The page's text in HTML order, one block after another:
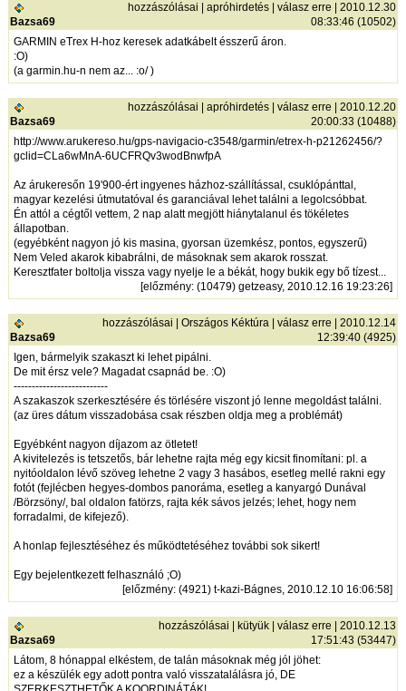
Bazsa69
hozzászólásai |apróhirdetés |válasz erre | 2010.12.30
08:33:46 (10502)
GARMIN eTrex H-hoz keresek adatkábelt ésszerű áron.
:O)
(a garmin.hu-n nem az... :o/ )
Bazsa69
hozzászólásai |apróhirdetés |válasz erre | 2010.12.20
20:00:33 (10488)
http://www.arukereso.hu/gps-navigacio-c3548/garmin/etrex-h-p21262456/?
gclid=CLa6wMnA-6UCFRQv3wodBnwfpA
Az árukeresőn 19'900-ért ingyenes házhoz-szállítással, csuklópánttal,
magyar kezelési útmutatóval és garanciával lehet találni a legolcsóbbat.
Én attól a cégtől vettem, 2 nap alatt megjött hiánytalanul és tökéletes
állapotban.
(egyébként nagyon jó kis masina, gyorsan üzemkész, pontos, egyszerű)
Nem Veled akarok kibabrálni, de másoknak sem akarok rosszat.
Keresztfater boltolja vissza vagy nyelje le a békát, hogy bukik egy bő tízest...
[előzmény: (10479) getzeasy, 2010.12.16 19:23:26]
Bazsa69
hozzászólásai |Országos Kéktúra |válasz erre | 2010.12.14
12:39:40 (4925)
Igen, bármelyik szakaszt ki lehet pipálni.
De mit érsz vele? Magadat csapnád be. :O)
--------------------------
A szakaszok szerkesztésére és törlésére viszont jó lenne megoldást találni.
(az üres dátum visszadobása csak részben oldja meg a problémát)
Egyébként nagyon díjazom az ötletet!
A kivitelezés is tetszetős, bár lehetne rajta még egy kicsit finomítani: pl. a
nyitóoldalon lévő szöveg lehetne 2 vagy 3 hasábos, esetleg mellé rakni egy
fotót (fejlécben hegyes-dombos panoráma, esetleg a kanyargó Dunával
/Börzsöny/, bal oldalon fatörzs, rajta kék sávos jelzés; lehet, hogy nem
forradalmi, de kifejező).
A honlap fejlesztéséhez és működtetéséhez további sok sikert!
Egy bejelentkezett felhasználó ;O)
[előzmény: (4921) t-kazi-Bágnes, 2010.12.10 16:06:58]
Bazsa69
hozzászólásai kütyük |válasz erre | 2010.12.13
17:51:43 (53447)
Látom, 8 hónappal elkéstem, de talán másoknak még jól jöhet:
ez a készülék egy adott pontra való visszatalálásra jó, DE